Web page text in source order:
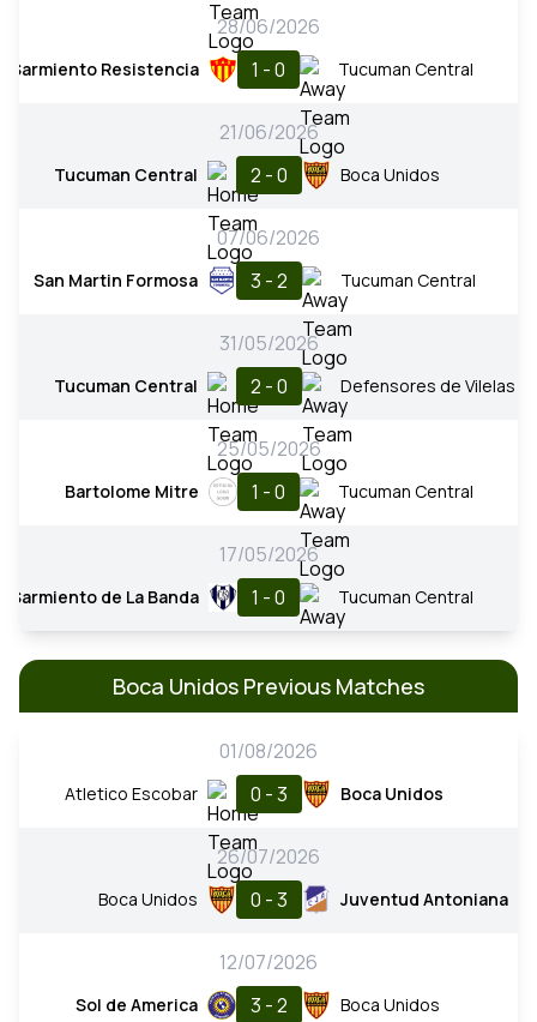
28/06/2026
Sarmiento Resistencia 1 - 0 Tucuman Central
21/06/2026
Tucuman Central 2 - 0 Boca Unidos
07/06/2026
San Martin Formosa 3 - 2 Tucuman Central
31/05/2026
Tucuman Central 2 - 0 Defensores de Vilelas
25/05/2026
Bartolome Mitre 1 - 0 Tucuman Central
17/05/2026
Sarmiento de La Banda 1 - 0 Tucuman Central
Boca Unidos Previous Matches
01/08/2026
Atletico Escobar 0 - 3 Boca Unidos
26/07/2026
Boca Unidos 0 - 3 Juventud Antoniana
12/07/2026
Sol de America 3 - 2 Boca Unidos